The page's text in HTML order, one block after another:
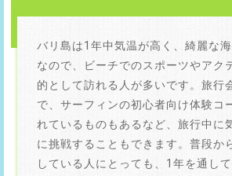
バリ島は1年中気温が高く、綺麗な
なので、ビーチでのスポーツやアク
的として訪れる人が多いです。旅行
で、サーフィンの初心者向け体験コ
れているものもあるなど、旅行中に
に挑戦することもできます。普段か
している人にとっても、1年を通し